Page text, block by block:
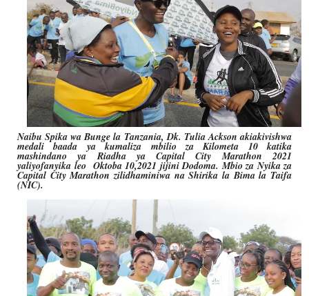
Naibu Spika wa Bunge la Tanzania, Dk. Tulia Ackson akiakivishwa
medali baada ya kumaliza mbilio za Kilometa 10 katika
mashindano ya Riadha ya Capital City Marathon 2021
yaliyofanyika leo Oktoba 10,2021 jijini Dodoma. Mbio za Nyika za
Capital City Marathon zilidhaminiwa na Shirika la Bima la Taifa
(NIC).